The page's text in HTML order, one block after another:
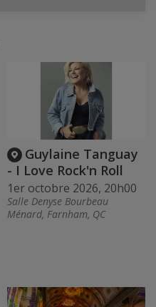
Guylaine Tanguay
- I Love Rock'n Roll
1er octobre 2026, 20h00
Salle Denyse Bourbeau
Ménard, Farnham, QC